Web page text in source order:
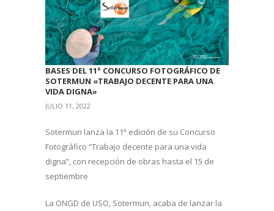
BASES DEL 11º CONCURSO FOTOGRÁFICO DE
SOTERMUN «TRABAJO DECENTE PARA UNA
VIDA DIGNA»
JULIO 11, 2022
Sotermun lanza la 11ª edición de su Concurso
Fotográfico “Trabajo decente para una vida
digna”, con recepción de obras hasta el 15 de
septiembre
La ONGD de USO, Sotermun, acaba de lanzar la